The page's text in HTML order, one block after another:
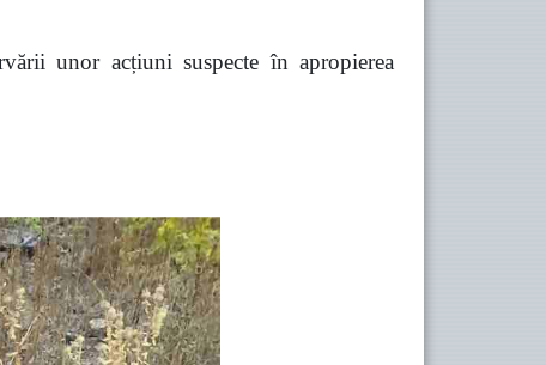
unor acțiuni suspecte în apropierea